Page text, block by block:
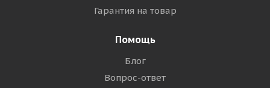
Гарантия на товар
Помощь
Блог
Вопрос-ответ